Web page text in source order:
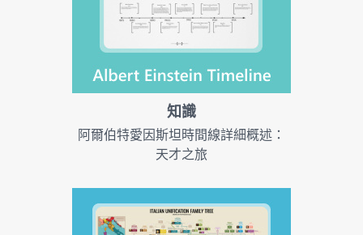
知識
阿爾伯特愛因斯坦時間線詳細概述：
天才之旅